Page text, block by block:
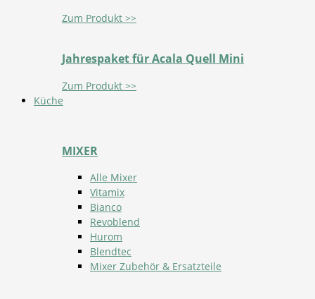
Zum Produkt >>
Jahrespaket für Acala Quell Mini
Zum Produkt >>
Küche
MIXER
Alle Mixer
Vitamix
Bianco
Revoblend
Hurom
Blendtec
Mixer Zubehör & Ersatzteile